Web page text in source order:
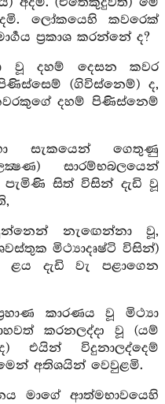
ලෝකයෙහි කවරෙක්
ප්‍රකාශ කරන්නේ ද?
වූ දහම් දෙසන කවර
(ගිවිස්නෙම්) ද,
දහම් පිණිස්නෙම්
සැකයෙන් ගෙතුණු
සාරම්භබලයෙන්
පැමිණි සිත් විසින් දැඩි වූ
නැඟෙන්නා වූ,
මිථ්‍යාදෘෂ්ටි විසින්)
දැඩි වැ පළාගෙන
කාරණය වූ මිථ්‍යා
කරනලද්දා වූ (යම්
එයින් විදුනාලද්දෙම්
අතිශයින් වෙවුළමි.
මාගේ ආත්මභාවයෙහි